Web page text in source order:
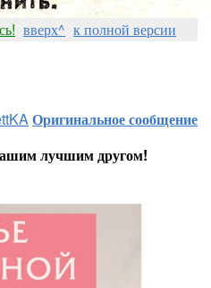
вверх^ к полной версии
Оригинальное сообщение
лучшим другом!